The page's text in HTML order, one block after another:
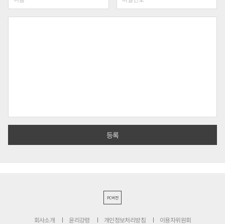
PC버전
회사소개 윤리강령 개인정보처리방침 이용자위원회